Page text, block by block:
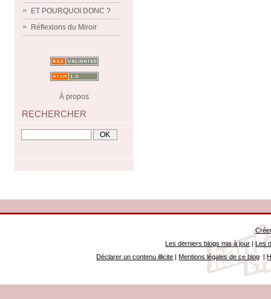
ET POURQUOI DONC ?
Réflexions du Miroir
À propos
RECHERCHER
Les derniers blogs mis à jour |Les
Déclarer un contenu illicite |Mentions légales de ce blog|